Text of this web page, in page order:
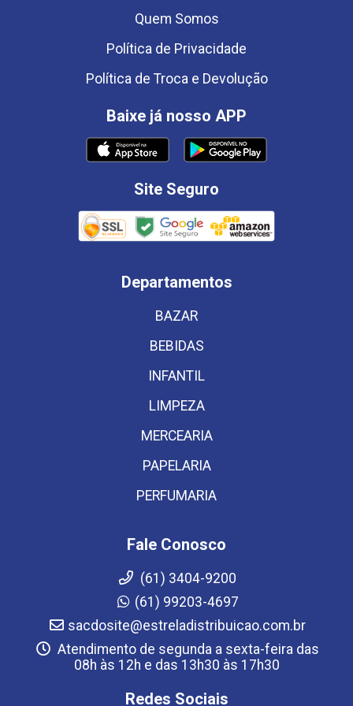
Quem Somos
Política de Privacidade
Política de Troca e Devolução
Baixe já nosso APP
Site Seguro
Departamentos
BAZAR
BEBIDAS
INFANTIL
LIMPEZA
MERCEARIA
PAPELARIA
PERFUMARIA
Fale Conosco
(61) 3404-9200
(61) 99203-4697
sacdosite@estreladistribuicao.com.br
Atendimento de segunda a sexta-feira das
08h às 12h e das 13h30 às 17h30
Redes Sociais